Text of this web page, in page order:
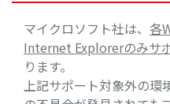
マイクロソフト社は、 各
Internet Explorerのみサ
ります。
上記サポート対象外の環